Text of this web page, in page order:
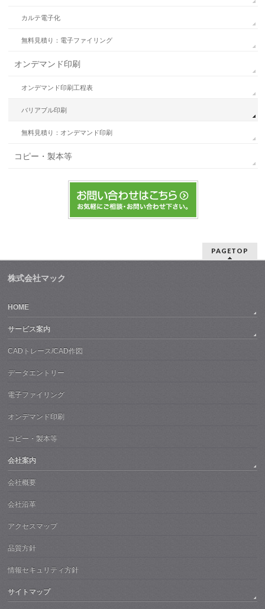
カルテ電子化
無料見積り：電子ファイリング
オンデマンド印刷
オンデマンド印刷工程表
バリアブル印刷
無料見積り：オンデマンド印刷
コピー・製本等
PAGETOP
株式会社マック
HOME
サービス案内
CADトレース/CAD作図
データエントリー
電子ファイリング
オンデマンド印刷
コピー・製本等
会社案内
会社概要
会社沿革
アクセスマップ
品質方針
情報セキュリティ方針
サイトマップ